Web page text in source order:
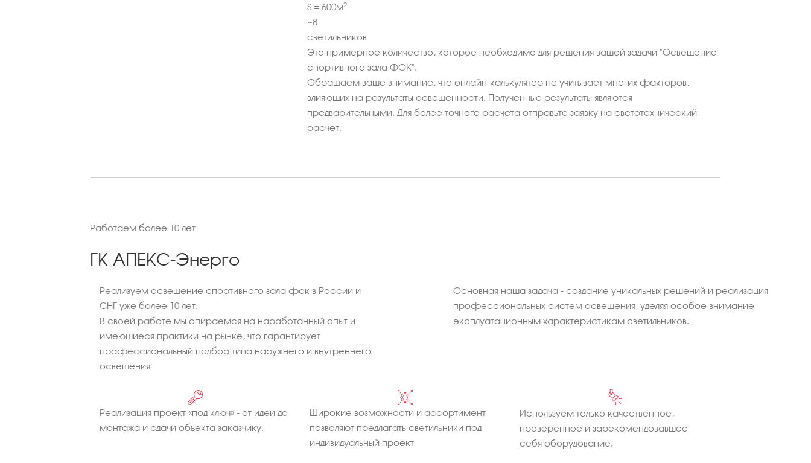
S = 600м2
~8
светильников
Это примерное количество, которое необходимо для решения вашей задачи "Освещение
спортивного зала ФОК".
Обращаем ваше внимание, что онлайн-калькулятор не учитывает многих факторов,
влияющих на результаты освещенности. Полученные результаты являются
предварительными. Для более точного расчета отправьте заявку на светотехнический
расчет.
Работаем более 10 лет
ГК АПЕКС-Энерго
Реализуем освещение спортивного зала фок в России и
СНГ уже более 10 лет.
В своей работе мы опираемся на наработанный опыт и
имеющиеся практики на рынке, что гарантирует
профессиональный подбор типа наружнего и внутреннего
освещения
Основная наша задача - создание уникальных решений и реализация
профессиональных систем освещения, уделяя особое внимание
эксплуатационным характеристикам светильников.
Реализация проект «под ключ» - от идеи до
монтажа и сдачи объекта заказчику.
Широкие возможности и ассортимент
позволяют предлагать светильники под
индивидуальный проект
Используем только качественное,
проверенное и зарекомендовавшее
себя оборудование.